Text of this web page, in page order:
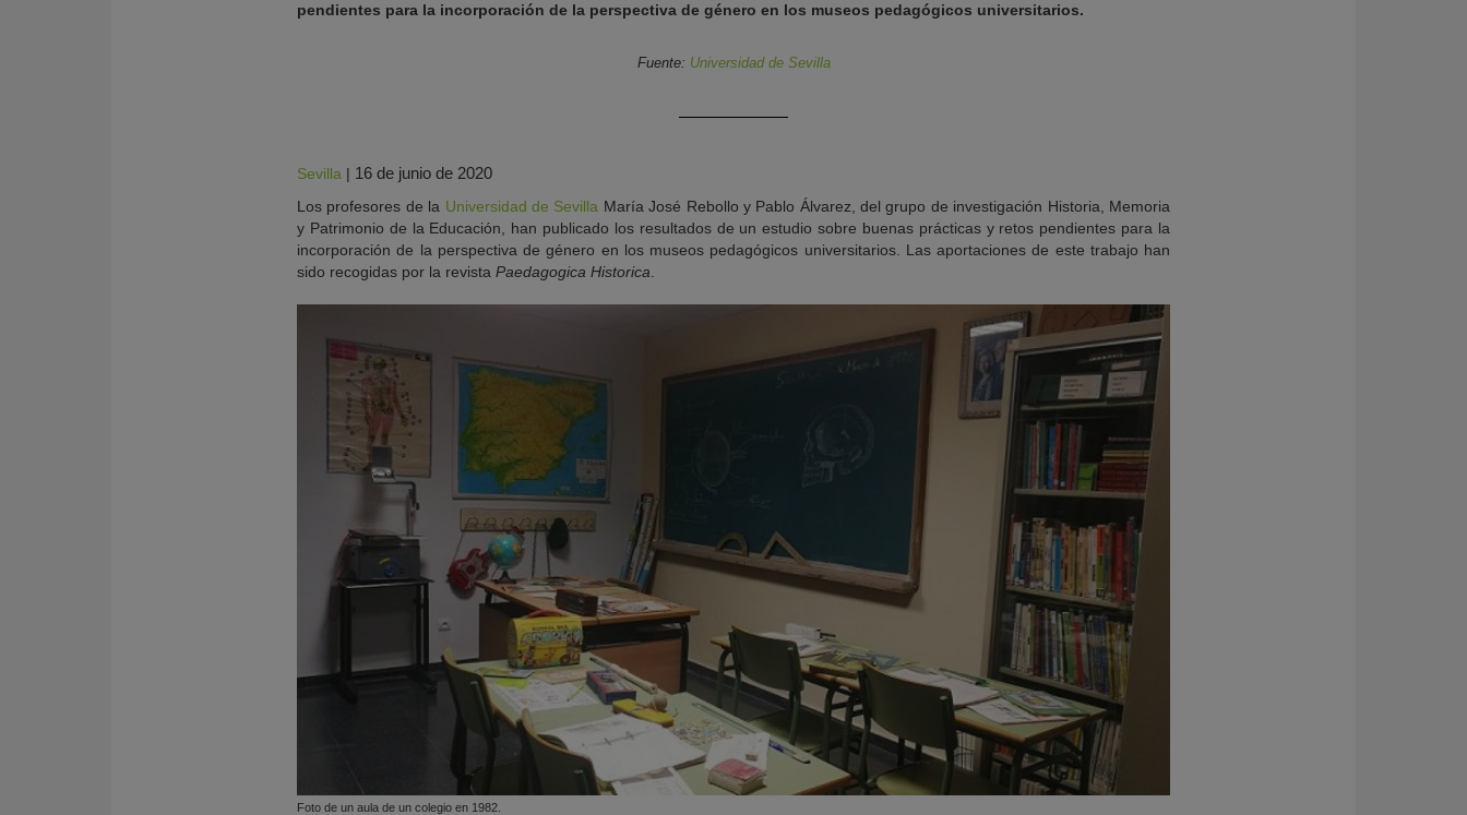
pendientes para la incorporación de la perspectiva de género en los museos pedagógicos universitarios.
Fuente: Universidad de Sevilla
Sevilla | 16 de junio de 2020
Los profesores de la Universidad de Sevilla María José Rebollo y Pablo Álvarez, del grupo de investigación Historia, Memoria
y Patrimonio de la Educación, han publicado los resultados de un estudio sobre buenas prácticas y retos pendientes para la
incorporación de la perspectiva de género en los museos pedagógicos universitarios. Las aportaciones de este trabajo han
sido recogidas por la revista Paedagogica Historica
Foto de un aula de un colegio en 1982.